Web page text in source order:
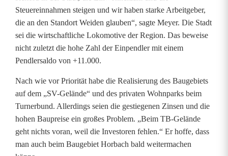
z
Steuereinnahmen steigen und wir haben starke Arbeitgeber,
die an den Standort Weiden glauben“, sagte Meyer. Die Stadt
sei die wirtschaftliche Lokomotive der Region. Das beweise
nicht zuletzt die hohe Zahl der Einpendler mit einem
Pendlersaldo von +11.000.
Nach wie vor Priorität habe die Realisierung des Baugebiets
auf dem „SV-Gelände“ und des privaten Wohnparks beim
Turnerbund. Allerdings seien die gestiegenen Zinsen und die
hohen Baupreise ein großes Problem. „Beim TB-Gelände
geht nichts voran, weil die Investoren fehlen.“ Er hoffe, dass
man auch beim Baugebiet Horbach bald weitermachen